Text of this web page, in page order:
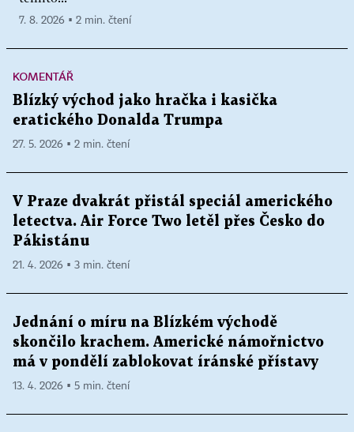
7. 8. 2026 ▪ 2 min. čtení
KOMENTÁŘ
Blízký východ jako hračka i kasička
eratického Donalda Trumpa
27. 5. 2026 ▪ 2 min. čtení
V Praze dvakrát přistál speciál amerického
letectva. Air Force Two letěl přes Česko do
Pákistánu
21. 4. 2026 ▪ 3 min. čtení
Jednání o míru na Blízkém východě
skončilo krachem. Americké námořnictvo
má v pondělí zablokovat íránské přístavy
13. 4. 2026 ▪ 5 min. čtení